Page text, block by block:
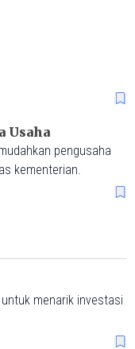
Usaha
pengusaha
kementerian.
menarik investasi